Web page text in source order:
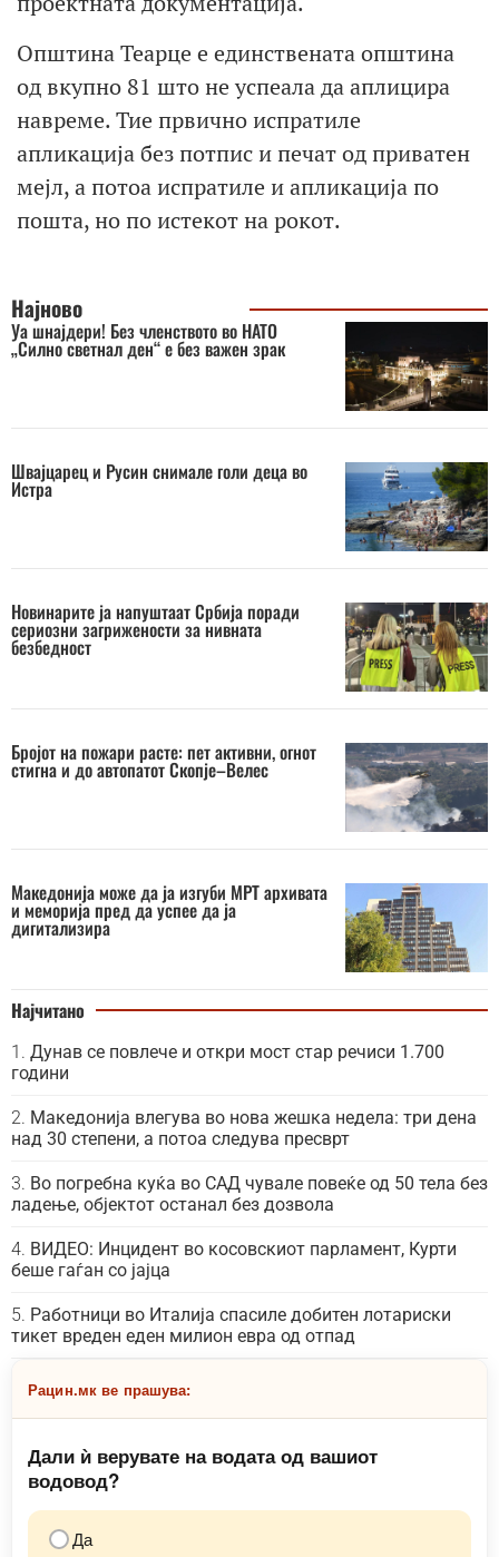
Општина Теарце е единствената општина
од вкупно 81 што не успеала да аплицира
навреме. Тие првично испратиле
апликација без потпис и печат од приватен
мејл, а потоа испратиле и апликација по
пошта, но по истекот на рокот.
Најново
Уа шнајдери! Без членството во НАТО
„Силно светнал ден“ е без важен зрак
Швајцарец и Русин снимале голи деца во
Истра
Новинарите ја напуштаат Србија поради
сериозни загрижености за нивната
безбедност
Бројот на пожари расте: пет активни, огнот
стигна и до автопатот Скопје–Велес
Македонија може да ја изгуби МРТ архивата
и меморија пред да успее да ја
дигитализира
Најчитано
Дунав се повлече и откри мост стар речиси 1.700
години
Македонија влегува во нова жешка недела: три дена
над 30 степени, а потоа следува пресврт
Во погребна куќа во САД чувале повеќе од 50 тела без
ладење, објектот останал без дозвола
ВИДЕО: Инцидент во косовскиот парламент, Курти
беше гаѓан со јајца
Работници во Италија спасиле добитен лотариски
тикет вреден еден милион евра од отпад
Рацин.мк ве прашува:
Дали ѝ верувате на водата од вашиот
водовод?
Да